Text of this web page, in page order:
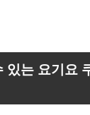
있는 요기요